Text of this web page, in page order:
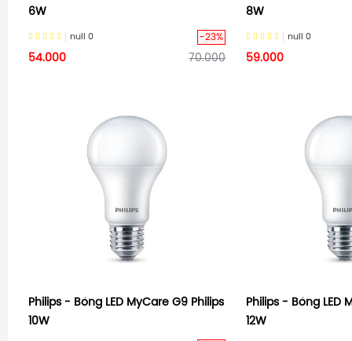
6W
null 0 -23%
54.000 70.000
8W
null 0
59.000
Philips - Bóng LED MyCare G9 Philips
10W
Philips - Bóng LED
12W